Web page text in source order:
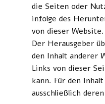
die Seiten oder
infolge des
von dieser Website.
Der Herausgeber
den Inhalt anderer
Links von dieser
kann. Für den
ausschließlich